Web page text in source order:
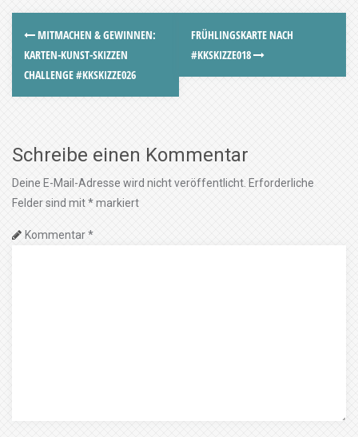
MITMACHEN & GEWINNEN:
KARTEN-KUNST-SKIZZEN
CHALLENGE #KKSKIZZE026
FRÜHLINGSKARTE NACH
#KKSKIZZE018
Schreibe einen Kommentar
Deine E-Mail-Adresse wird nicht veröffentlicht. Erforderliche
Felder sind mit*markiert
Kommentar*